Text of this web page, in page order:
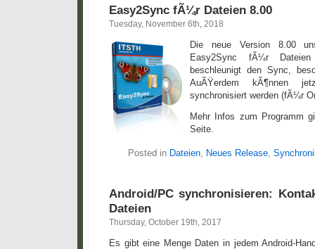
Easy2Sync fÃ¼r Dateien 8.00
Tuesday, November 6th, 2018
Die neue Version 8.00
Easy2Sync fÃ¼r
beschleunigt den Sync,
AuÃŸerdem kÃ¶nnen
synchronisiert werden (fÃ¼r
Mehr Infos zum Programm
Seite.
Posted in Dateien, Neues Release,
Android/PC synchronisieren:
Dateien
Thursday, October 19th, 2017
Es gibt eine Menge Daten in jedem Android-